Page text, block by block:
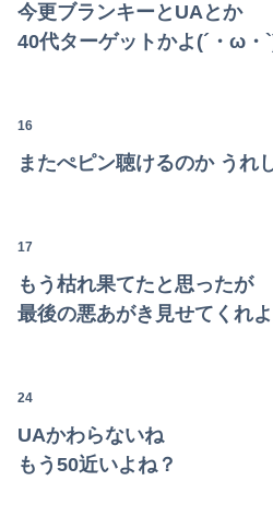
コメ高値掴みの損切り加速ｗｗ
今更ブランキーとUAとか
40代ターゲットかよ(´・ω・
16
またぺピン聴けるのか うれ
17
もう枯れ果てたと思ったが
最後の悪あがき見せてくれよ
24
UAかわらないね
もう50近いよね？